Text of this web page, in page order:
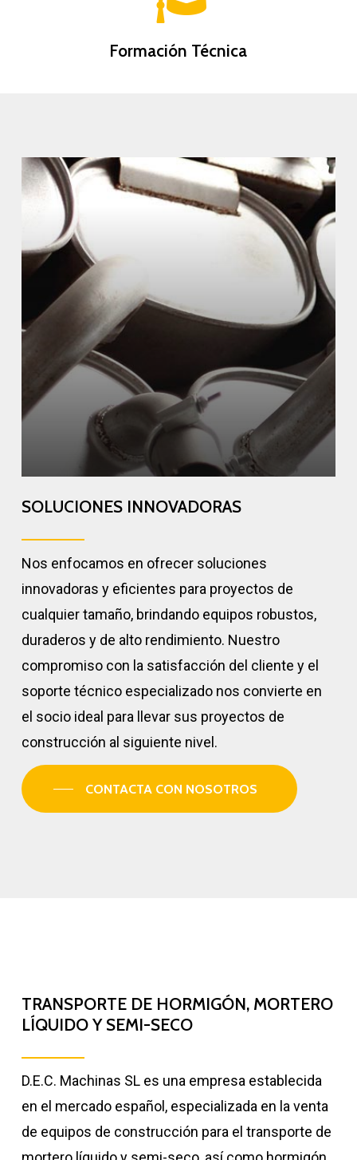
Formación Técnica
SOLUCIONES INNOVADORAS
Nos enfocamos en ofrecer soluciones
innovadoras y eficientes para proyectos de
cualquier tamaño, brindando equipos robustos,
duraderos y de alto rendimiento. Nuestro
compromiso con la satisfacción del cliente y el
soporte técnico especializado nos convierte en
el socio ideal para llevar sus proyectos de
construcción al siguiente nivel.
CONTACTA CON NOSOTROS
TRANSPORTE DE HORMIGÓN, MORTERO
LÍQUIDO Y SEMI-SECO
D.E.C. Machinas SL es una empresa establecida
en el mercado español, especializada en la venta
de equipos de construcción para el transporte de